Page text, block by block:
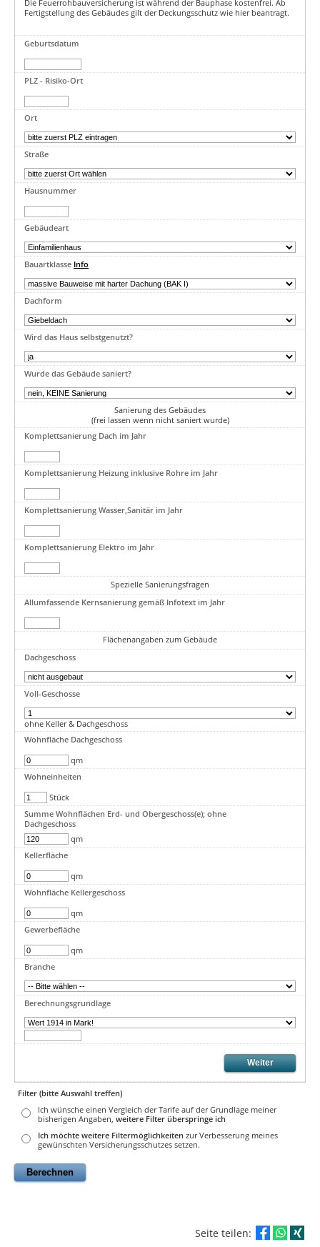
Die Feuerrohbauversicherung ist während der Bauphase kostenfrei. Ab
Fertigstellung des Gebäudes gilt der Deckungsschutz wie hier beantragt.
Geburtsdatum
PLZ - Risiko-Ort
Ort
Straße
Hausnummer
Gebäudeart
Bauartklasse Info
Dachform
Wird das Haus selbstgenutzt?
Wurde das Gebäude saniert?
Sanierung des Gebäudes
(frei lassen wenn nicht saniert wurde)
Komplettsanierung Dach im Jahr
Komplettsanierung Heizung inklusive Rohre im Jahr
Komplettsanierung Wasser,Sanitär im Jahr
Komplettsanierung Elektro im Jahr
Spezielle Sanierungsfragen
Allumfassende Kernsanierung gemäß Infotext im Jahr
Flächenangaben zum Gebäude
Dachgeschoss
Voll-Geschosse
ohne Keller & Dachgeschoss
Wohnfläche Dachgeschoss
qm
Wohneinheiten
Stück
Summe Wohnflächen Erd- und Obergeschoss(e); ohne
Dachgeschoss
qm
Kellerfläche
qm
Wohnfläche Kellergeschoss
qm
Gewerbefläche
qm
Branche
Berechnungsgrundlage
Filter (bitte Auswahl treffen)
Ich wünsche einen Vergleich der Tarife auf der Grundlage meiner
bisherigen Angaben, weitere Filter überspringe ich
Ich möchte weitere Filtermöglichkeiten zur Verbesserung meines
gewünschten Versicherungsschutzes setzen.
Seite teilen: